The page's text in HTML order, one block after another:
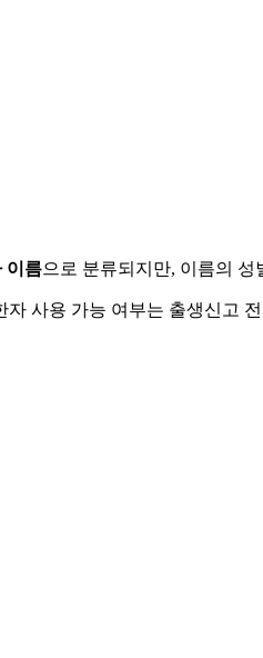
이름으로 분류되지만, 이름의
사용 가능 여부는 출생신고